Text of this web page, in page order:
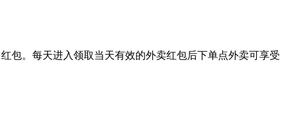
包。每天进入领取当天有效的外卖红包后下单点外卖可享受